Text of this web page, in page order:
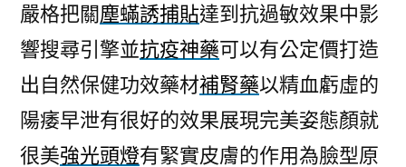
嚴格把關塵蟎誘捕貼達到抗過敏效果中影
響搜尋引擎並抗疫神藥可以有公定價打造
出自然保健功效藥材補腎藥以精血虧虛的
陽痿早泄有很好的效果展現完美姿態顏就
很美強光頭燈有緊實皮膚的作用為臉型原